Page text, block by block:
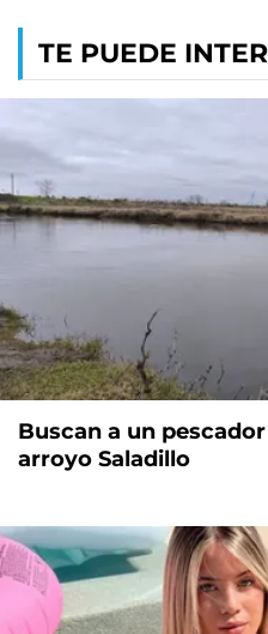
TE PUEDE
Buscan a un
arroyo Saladillo